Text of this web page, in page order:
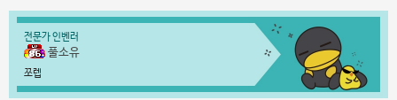
전문가 인벤러
풀소유
쪼렙